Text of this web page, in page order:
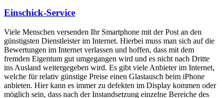
Einschick-Service
Viele Menschen versenden Ihr Smartphone mit der Post an den
günstigsten Dienstleister im Internet. Hierbei muss man sich auf die
Bewertungen im Internet verlassen und hoffen, dass mit dem
fremden Eigentum gut umgegangen wird und es nicht nach Dritte
ins Ausland weitergegeben wird. Es gibt viele Anbieter im Internet,
welche für relativ günstige Preise einen Glastausch beim iPhone
anbieten. Hier kann es immer zu defekten im Display kommen oder
möglich sein, dass nach der Instandsetzung einzelne Bereiche des